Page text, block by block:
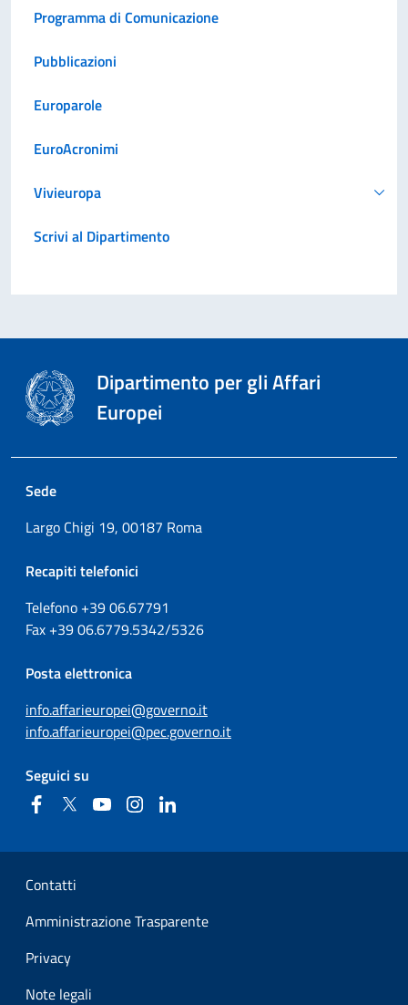
Programma di Comunicazione
Pubblicazioni
Europarole
EuroAcronimi
Vivieuropa
Scrivi al Dipartimento
Dipartimento per gli Affari
Europei
Sede
Largo Chigi 19, 00187 Roma
Recapiti telefonici
Telefono +3906.67791
Fax +3906.6779.5342/5326
Posta elettronica
info.affarieuropei@governo.it
info.affarieuropei@pec.governo.it
Seguici su
FacebookTwitter YouTubeInstagram
Sezione Link Utili
Contatti
Amministrazione Trasparente
Privacy
Note legali